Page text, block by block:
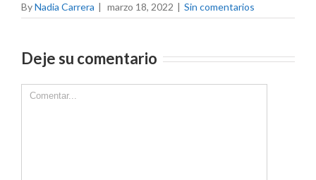
ByNadia Carrera | marzo 18, 2022 | Sin comentarios
Deje su comentario
Comment